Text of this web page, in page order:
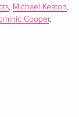
sich Tobey
auf Leben
, Michael Keaton,
Cooper,